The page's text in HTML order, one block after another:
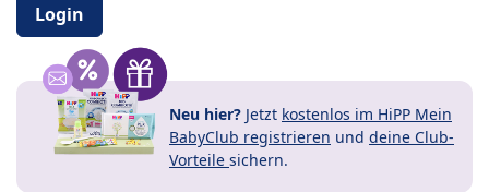
Login
Neu hier? Jetzt kostenlos im HiPP Mein
BabyClub registrieren und deine Club-
Vorteile sichern.